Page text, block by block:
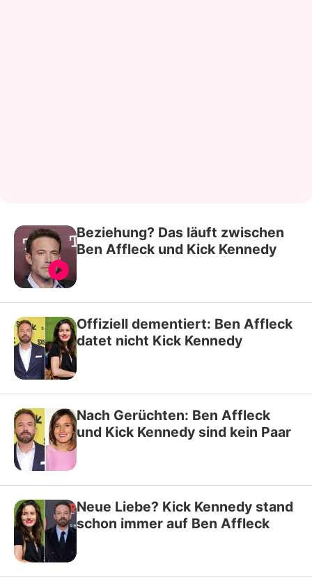
Beziehung? Das läuft zwischen
Ben Affleck und Kick Kennedy
Offiziell dementiert: Ben Affleck
datet nicht Kick Kennedy
Nach Gerüchten: Ben Affleck
und Kick Kennedy sind kein Paar
Neue Liebe? Kick Kennedy stand
schon immer auf Ben Affleck